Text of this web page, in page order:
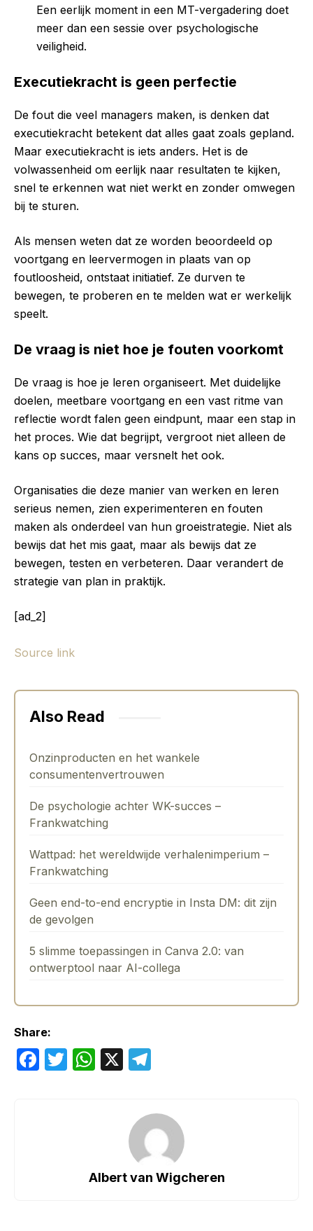
Een eerlijk moment in een MT-vergadering doet
meer dan een sessie over psychologische
veiligheid.
Executiekracht is geen perfectie
De fout die veel managers maken, is denken dat
executiekracht betekent dat alles gaat zoals gepland.
Maar executiekracht is iets anders. Het is de
volwassenheid om eerlijk naar resultaten te kijken,
snel te erkennen wat niet werkt en zonder omwegen
bij te sturen.
Als mensen weten dat ze worden beoordeeld op
voortgang en leervermogen in plaats van op
foutloosheid, ontstaat initiatief. Ze durven te
bewegen, te proberen en te melden wat er werkelijk
speelt.
De vraag is niet hoe je fouten voorkomt
De vraag is hoe je leren organiseert. Met duidelijke
doelen, meetbare voortgang en een vast ritme van
reflectie wordt falen geen eindpunt, maar een stap in
het proces. Wie dat begrijpt, vergroot niet alleen de
kans op succes, maar versnelt het ook.
Organisaties die deze manier van werken en leren
serieus nemen, zien experimenteren en fouten
maken als onderdeel van hun groeistrategie. Niet als
bewijs dat het mis gaat, maar als bewijs dat ze
bewegen, testen en verbeteren. Daar verandert de
strategie van plan in praktijk.
[ad_2]
Source link
Also Read
Onzinproducten en het wankele
consumentenvertrouwen
De psychologie achter WK-succes –
Frankwatching
Wattpad: het wereldwijde verhalenimperium –
Frankwatching
Geen end-to-end encryptie in Insta DM: dit zijn
de gevolgen
5 slimme toepassingen in Canva 2.0: van
ontwerptool naar AI-collega
Share:
F
T
W
p
X
gr
a
m
Albert van Wigcheren